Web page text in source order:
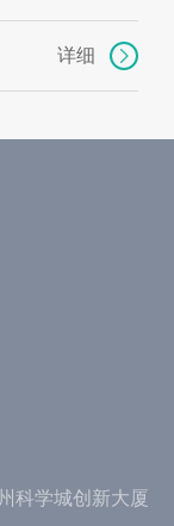
详细 
科学城创新大厦